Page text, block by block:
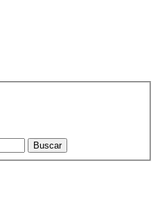
Buscar